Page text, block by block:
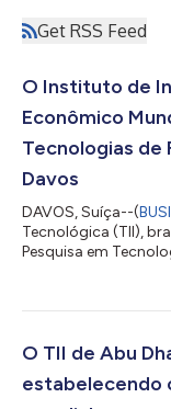
Get RSS Feed
O Instituto de
Econômico
Tecnologias de
Davos
DAVOS, Suíça--(
Tecnológica (TII),
Pesquisa em
centro dentro da
formalizada durante
paralelamente à
O TII de Abu
estabelecendo